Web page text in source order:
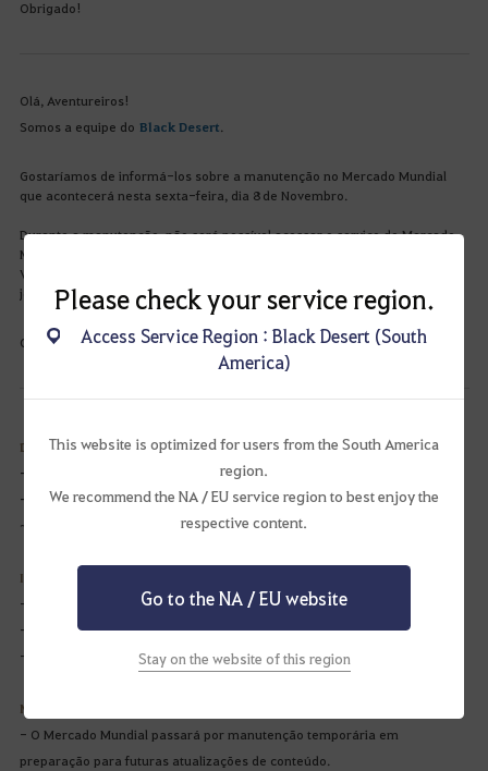
Please check your service region.
Access Service Region : Black Desert (South
America)
This website is optimized for users from the South America
region.
We recommend the NA / EU service region to best enjoy the
respective content.
Go to the NA / EU website
Stay on the website of this region
Obrigado!
Olá, Aventureiros!
Somos a equipe do Black Desert.
Gostaríamos de informá-los sobre a manutenção no Mercado Mundial
que acontecerá nesta sexta-feira, dia 8 de Novembro.
Durante a manutenção, não será possível acessar o serviço do Mercado
Mundial no jogo, e em nossa página oficial.
Verifique as informações abaixo para que não haja inconveniências ao
jogar.
Obrigado!
Detalhes da Manutenção do Mercado Mundial
- Serviço(s) Afetado(s):
Mercado Mundial e Mercado Mundial na Web
- Horário da Manutenção:8 de Novembro de 2024 (sex.) às 05:50 UTC-3
~ (Aproximadamente 30 minutos)
Impacto da Manutenção
- O Mercado Mundial no jogo estará indisponível.
- O Mercado Mundial na web estará indisponível.
- Não é possível transferir itens do Armazém da Web para o jogo
Motivo da Manutenção
- O Mercado Mundial passará por manutenção temporária em
preparação para futuras atualizações de conteúdo.